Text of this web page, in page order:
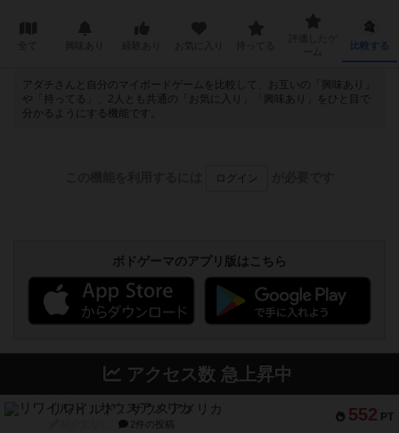
比較する
アダチさんと自分のマイボードゲームを比較して、お互いの「興味あり」
や「持ってる」、2人とも共通の「お気に入り」「興味あり」をひと目で
分かるようにする機能です。
ログイン
ボドゲーマのアプリ版はこちら
アクセス数 急上昇中
552 PT
リワイルド：サウスアメリカ
2件の投稿